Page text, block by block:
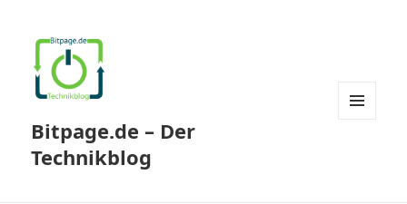
Bitpage.de – Der
Technikblog